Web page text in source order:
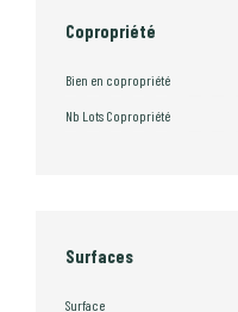
Copropriété
Bien en copropriété
Nb Lots Copropriété
Surfaces
Surface